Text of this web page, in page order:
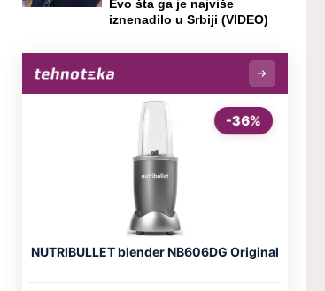
Evo šta ga je najviše
iznenadilo u Srbiji (VIDEO)